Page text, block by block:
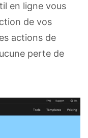
en ligne vous
de vos
actions de
perte de